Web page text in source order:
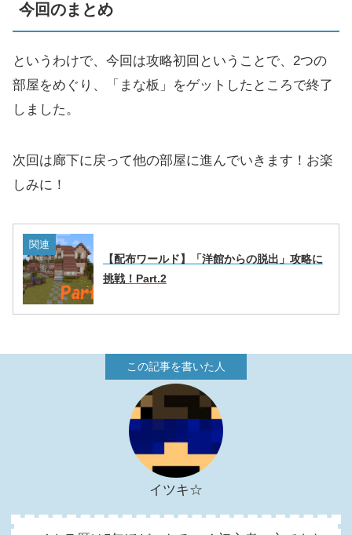
今回のまとめ
というわけで、今回は攻略初回ということで、2つの
部屋をめぐり、「まな板」をゲットしたところで終了
しました。
次回は廊下に戻って他の部屋に進んでいきます！お楽
しみに！
関連
【配布ワールド】「洋館からの脱出」攻略に
挑戦！Part.2
イツキ☆